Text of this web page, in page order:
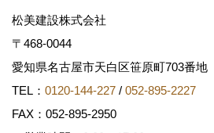
松美建設株式会社
〒468-0044
愛知県名古屋市天白区笹原町703番地
TEL： 0120-144-227 / 052-895-2227
FAX：052-895-2950